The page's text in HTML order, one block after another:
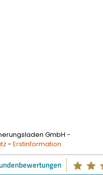
GmbH -
- Erstinformation